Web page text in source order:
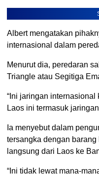
Albert mengatakan
internasional dalam
Menurut dia, peredaran
Triangle atau Segitiga
“Ini jaringan
Laos ini termasuk
Ia menyebut dalam
tersangka dengan
langsung dari Laos ke
“Ini tidak lewat mana-